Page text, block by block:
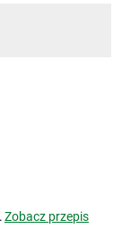
Zobacz przepis